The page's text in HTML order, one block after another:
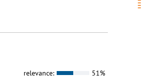
relevance: 51%